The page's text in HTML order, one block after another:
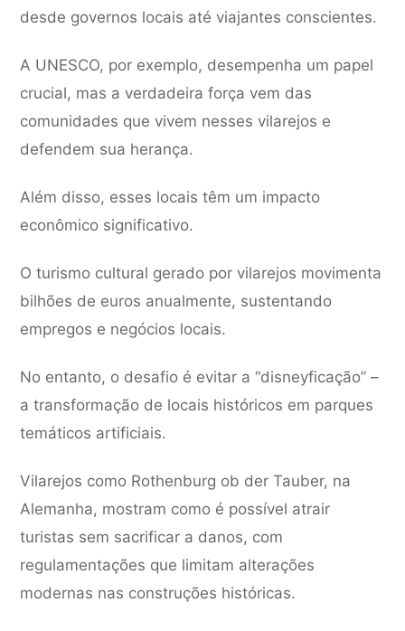
desde governos locais até viajantes conscientes.
A UNESCO, por exemplo, desempenha um papel
crucial, mas a verdadeira força vem das
comunidades que vivem nesses vilarejos e
defendem sua herança.
Além disso, esses locais têm um impacto
econômico significativo.
O turismo cultural gerado por vilarejos movimenta
bilhões de euros anualmente, sustentando
empregos e negócios locais.
No entanto, o desafio é evitar a “disneyficação” –
a transformação de locais históricos em parques
temáticos artificiais.
Vilarejos como Rothenburg ob der Tauber, na
Alemanha, mostram como é possível atrair
turistas sem sacrificar a danos, com
regulamentações que limitam alterações
modernas nas construções históricas.